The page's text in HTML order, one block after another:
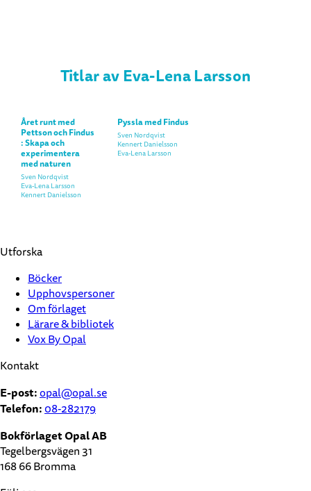
Titlar av Eva-Lena Larsson
Året runt med
Pettson och Findus
: Skapa och
experimentera
med naturen
Sven Nordqvist
Eva-Lena Larsson
Kennert Danielsson
Pyssla med Findus
Sven Nordqvist
Kennert Danielsson
Eva-Lena Larsson
Utforska
Böcker
Upphovspersoner
Om förlaget
Lärare & bibliotek
Vox By Opal
Kontakt
E-post:opal@opal.se
Telefon:08-282179
Bokförlaget Opal AB
Tegelbergsvägen 31
168 66 Bromma